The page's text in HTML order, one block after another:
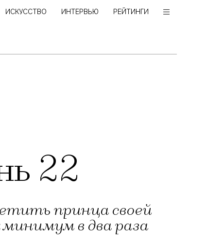
ИСКУССТВО ИНТЕРВЬЮ РЕЙТИНГИ
22
принца своей
в два раза